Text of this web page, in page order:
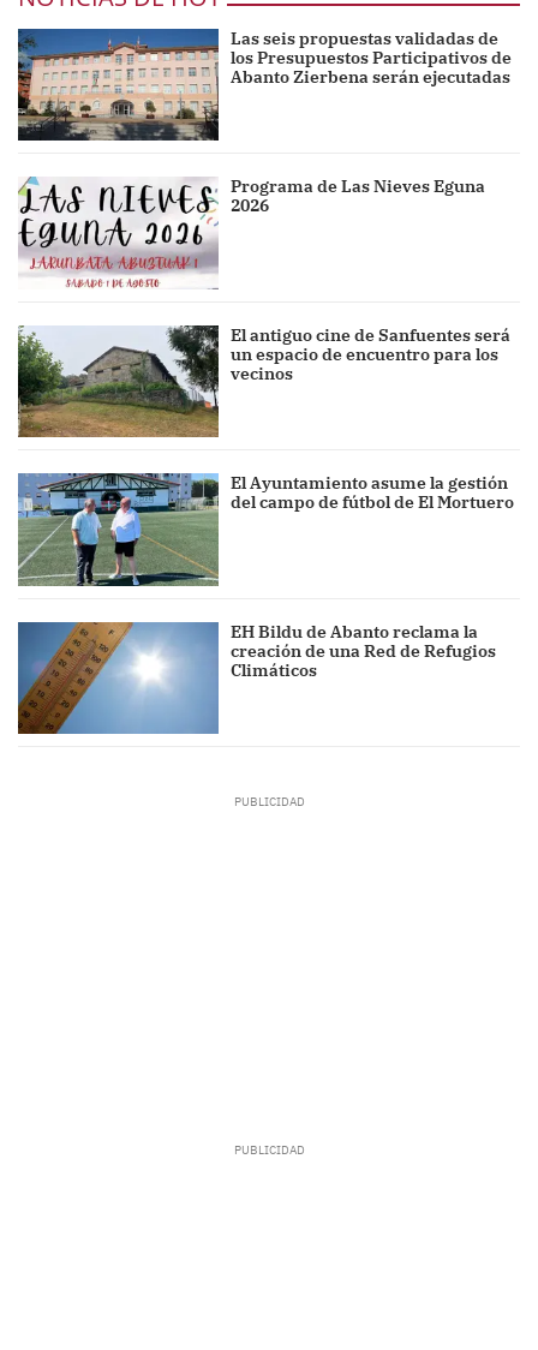
Las seis propuestas validadas de
los Presupuestos Participativos de
Abanto Zierbena serán ejecutadas
Programa de Las Nieves Eguna
2026
El antiguo cine de Sanfuentes será
un espacio de encuentro para los
vecinos
El Ayuntamiento asume la gestión
del campo de fútbol de El Mortuero
EH Bildu de Abanto reclama la
creación de una Red de Refugios
Climáticos